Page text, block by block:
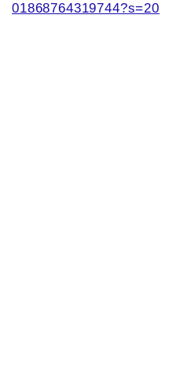
01868764319744?s=20